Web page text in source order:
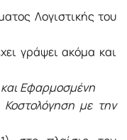
Λογιστικής του
γράψει ακόμα και
Εφαρμοσμένη
Κοστολόγηση με την